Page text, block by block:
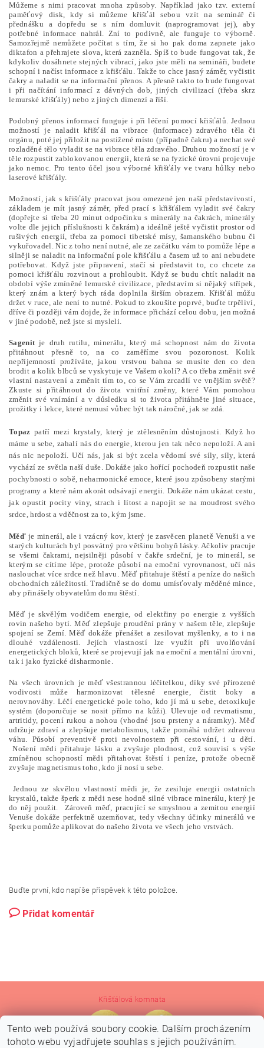
Můžeme s nimi pracovat mnoha způsoby. Například jako tzv. externí
paměťový disk, kdy si můžeme křišťál sebou vzít na seminář či
přednášku a dopředu se s ním domluvit (naprogramovat jej), aby
potřebné informace nahrál. Zní to podivně, ale funguje to výborně.
Samozřejmě nemůžete počítat s tím, že si ho pak doma zapnete jako
diktafon a přehrajete slova, která zazněla. Spíš to bude fungovat tak, že
kdykoliv dosáhnete stejných vibrací, jako jste měli na semináři, budete
schopní i načíst informace z křišťálu. Takže to chce jasný záměr, vyčistit
čakry a naladit se na informační přenos. A přesně takto to bude fungovat
i při načítání informací z dávných dob, jiných civilizací (třeba skrz
lemurské křišťály) nebo z jiných dimenzí a říší.
Podobný přenos informací funguje i při léčení pomocí křišťálů. Jednou
možností je naladit křišťál na vibrace (informace) zdravého těla či
orgánu, poté jej přiložit na postižené místo (případně čakru) a nechat své
rozladěné tělo vyladit se na vibrace těla zdravého. Druhou možností je v
těle rozpustit zablokovanou energii, která se na fyzické úrovni projevuje
jako nemoc. Pro tento účel jsou výborné křišťály ve tvaru hůlky nebo
laserové křišťály.
Možností, jak s křišťály pracovat jsou omezené jen naší představivostí,
základem je mít jasný záměr, před prací s křišťálem vyladit své čakry
(dopřejte si třeba 20 minut odpočinku s minerály na čakrách, minerály
volte dle jejich příslušnosti k čakrám) a ideálně ještě vyčistit prostor od
rušivých energií, třeba za pomoci tibetské mísy, šamanského bubnu či
vykuřovadel. Nic z toho není nutné, ale ze začátku vám to pomůže lépe a
silněji se naladit na informační pole křišťálu a časem už to ani nebudete
potřebovat. Když jste připravení, stačí si představit to, co chcete za
pomoci křišťálu rozvinout a prohloubit. Když se budu chtít naladit na
období výše zmíněné lemurské civilizace, představím si nějaký střípek,
který znám a který bych ráda doplnila širším obrazem. Křišťál můžu
držet v ruce, ale není to nutné. Pokud to zkoušíte poprvé, buďte trpěliví,
dříve či později vám dojde, že informace přichází celou dobu, jen možná
v jiné podobě, než jste si mysleli.
Sagenitje druh rutilu, minerálu, který má schopnost nám do života
přitáhnout přesně to, na co zaměříme svou pozoronost. Kolik
nepříjemností prožíváte, jakou vrstvou bahna se musíte den co den
brodit a kolik blbců se vyskytuje ve Vašem okolí? A co třeba změnit své
vlastní nastavení a změnit tím to, co se Vám zrcadlí ve vnějším světě?
Zkuste si přitáhnout do života vnitřní změny, které Vám pomohou
změnit své vnímání a v důsledku si to života přitáhněte jiné situace,
prožitky i lekce, které nemusí vůbec být tak náročné, jak se zdá.
Topaz patří mezi krystaly, který je ztělesněním důstojnosti. Když ho
máme u sebe, zahalí nás do energie, kterou jen tak něco nepoloží. A ani
nás nic nepoloží. Učí nás, jak si být zcela vědomí své síly, síly, která
vychází ze světla naší duše. Dokáže jako hořící pochodeň rozpustit naše
pochybnosti o sobě, neharmonické emoce, které jsou způsobeny starými
programy a které nám akorát odsávají energii. Dokáže nám ukázat cestu,
jak opustit pocity viny, strach i lítost a napojit se na moudrost svého
srdce, hrdost a vděčnost za to, kým jsme.
Měď je minerál, ale i vzácný kov, který je zasvěcen planetě Venuši a ve
starých kulturách byl posvátný pro většinu bohyň lásky. Ačkoliv pracuje
se všemi čakrami, nejsilněji působí v čakře srdeční, je to minerál, se
kterým se cítíme lépe, protože působí na emoční vyrovnanost, učí nás
naslouchat více srdce než hlavu. Měď přitahuje štěstí a peníze do našich
obchodních záležitostí. Tradičně se do domu umísťovaly měděné mince,
aby přinášely obyvatelům domu štěstí.
Měď je skvělým vodičem energie, od elektřiny po energie z vyšších
rovin našeho bytí. Měď zlepšuje proudění prány v našem těle, zlepšuje
spojení se Zemí. Měď dokáže přenášet a zesilovat myšlenky, a to i na
dlouhé vzdálenosti. Jejích vlastností lze využít při uvolňování
energetických bloků, které se projevují jak na emoční a mentální úrovni,
tak i jako fyzické disharmonie.
Na všech úrovních je měď všestrannou léčitelkou, díky své přirozené
vodivosti může harmonizovat tělesné energie, čistit boky a
nerovnováhy. Léčí energetické pole toho, kdo jí má u sebe, detoxikuje
systém (doporučuje se nosit přímo na kůži). Ulevuje od revmatismu,
artritidy, pocení rukou a nohou (vhodné jsou prsteny a náramky). Měď
udržuje zdraví a zlepšuje metabolismus, takže pomáhá udržet zdravou
váhu. Působí preventivě proti nevolnostem při cestování, i u dětí.
Nošení mědi přitahuje lásku a zvyšuje plodnost, což souvisí s výše
zmíněnou schopností mědi přitahovat štěstí i peníze, protože obecně
zvyšuje magnetismus toho, kdo jí nosí u sebe.
Jednou ze skvělou vlastností mědi je, že zesiluje energii ostatních
krystalů, takže šperk z mědi nese hodně silné vibrace minerálu, který je
do něj použit. Zároveň měď, pracující se smyslnou a zemitou energií
Venuše dokáže perfektně uzemňovat, tedy všechny účinky minerálů ve
šperku pomůže aplikovat do našeho života ve všech jeho vrstvách.
Buďte první, kdo napíše příspěvek k této položce.
Přidat komentář
Křišťálová komnata
Tento web používá soubory cookie. Dalším procházením
tohoto webu vyjadřujete souhlas s jejich používáním.